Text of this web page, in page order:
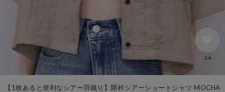
【1枚あると便利なシアー羽織り】開衿シアーショートシャツ MOCHA
34